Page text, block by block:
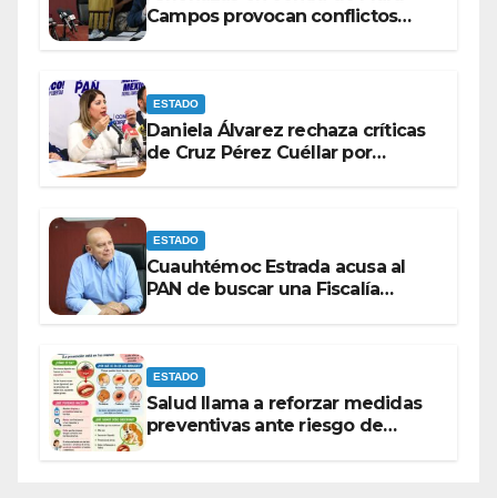
Campos provocan conflictos
ESTADO
Daniela Álvarez rechaza críticas
de Cruz Pérez Cuéllar por
ESTADO
Cuauhtémoc Estrada acusa al
PAN de buscar una Fiscalía
ESTADO
Salud llama a reforzar medidas
preventivas ante riesgo de